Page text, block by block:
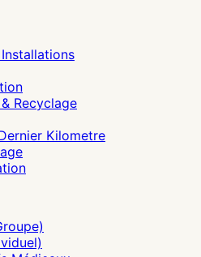
Recyclage
Kilometre